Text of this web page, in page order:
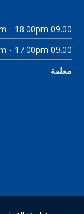
09.00 am - 18.00pm
09.00 am - 17.00pm
مغلقة